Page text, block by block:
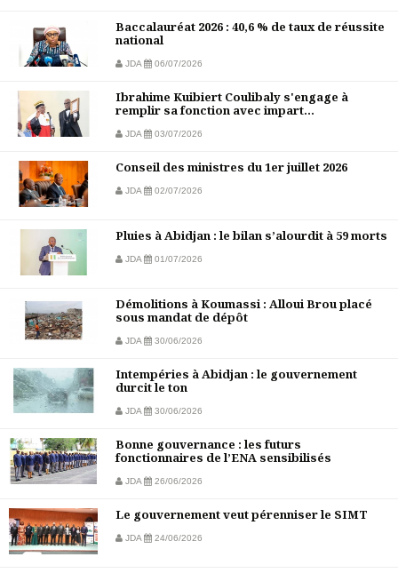
Baccalauréat 2026 : 40,6 % de taux de réussite
national
JDA 06/07/2026
Ibrahime Kuibiert Coulibaly s'engage à
remplir sa fonction avec impart...
JDA 03/07/2026
Conseil des ministres du 1er juillet 2026
JDA 02/07/2026
Pluies à Abidjan : le bilan s’alourdit à 59 morts
JDA 01/07/2026
Démolitions à Koumassi : Alloui Brou placé
sous mandat de dépôt
JDA 30/06/2026
Intempéries à Abidjan : le gouvernement
durcit le ton
JDA 30/06/2026
Bonne gouvernance : les futurs
fonctionnaires de l’ENA sensibilisés
JDA 26/06/2026
Le gouvernement veut pérenniser le SIMT
JDA 24/06/2026